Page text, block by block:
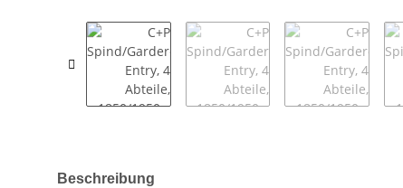
weitere Registerkarten anzeigen
Beschreibung